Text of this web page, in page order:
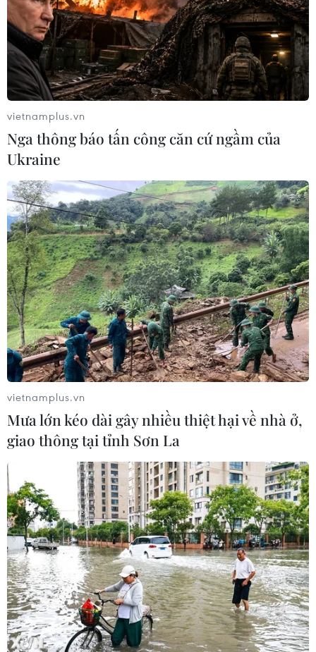
TIN CÙNG CHUYÊN MỤC
Công Phượng gặp thử thách lớn
trong ngày tái xuất V-League 2026/27
06/08/2026 11:49
vietnamplus.vn
Nga thông báo tấn công căn cứ ngầm của
Ukraine
vietnamplus.vn
Mưa lớn kéo dài gây nhiều thiệt hại về nhà ở,
giao thông tại tỉnh Sơn La